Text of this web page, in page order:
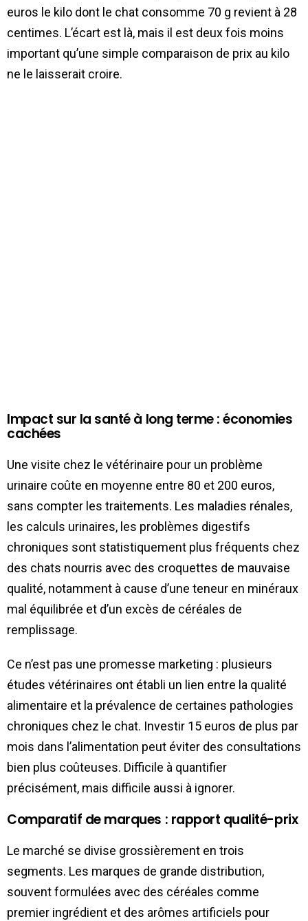
euros le kilo dont le chat consomme 70 g revient à 28
centimes. L’écart est là, mais il est deux fois moins
important qu’une simple comparaison de prix au kilo
ne le laisserait croire.
Impact sur la santé à long terme : économies
cachées
Une visite chez le vétérinaire pour un problème
urinaire coûte en moyenne entre 80 et 200 euros,
sans compter les traitements. Les maladies rénales,
les calculs urinaires, les problèmes digestifs
chroniques sont statistiquement plus fréquents chez
des chats nourris avec des croquettes de mauvaise
qualité, notamment à cause d’une teneur en minéraux
mal équilibrée et d’un excès de céréales de
remplissage.
Ce n’est pas une promesse marketing : plusieurs
études vétérinaires ont établi un lien entre la qualité
alimentaire et la prévalence de certaines pathologies
chroniques chez le chat. Investir 15 euros de plus par
mois dans l’alimentation peut éviter des consultations
bien plus coûteuses. Difficile à quantifier
précisément, mais difficile aussi à ignorer.
Comparatif de marques : rapport qualité-prix
Le marché se divise grossièrement en trois
segments. Les marques de grande distribution,
souvent formulées avec des céréales comme
premier ingrédient et des arômes artificiels pour